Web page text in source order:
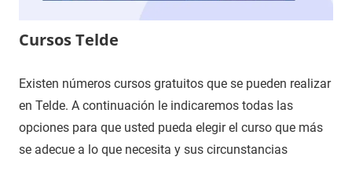
Cursos Telde
Existen números cursos gratuitos que se pueden realizar
en Telde. A continuación le indicaremos todas las
opciones para que usted pueda elegir el curso que más
se adecue a lo que necesita y sus circunstancias